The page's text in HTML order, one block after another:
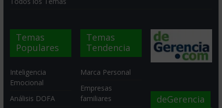
Temas
Populares
Inteligencia
Emocional
Análisis DOFA
Temas
Tendencia
Marca Personal
Empresas
familiares
deGerencia